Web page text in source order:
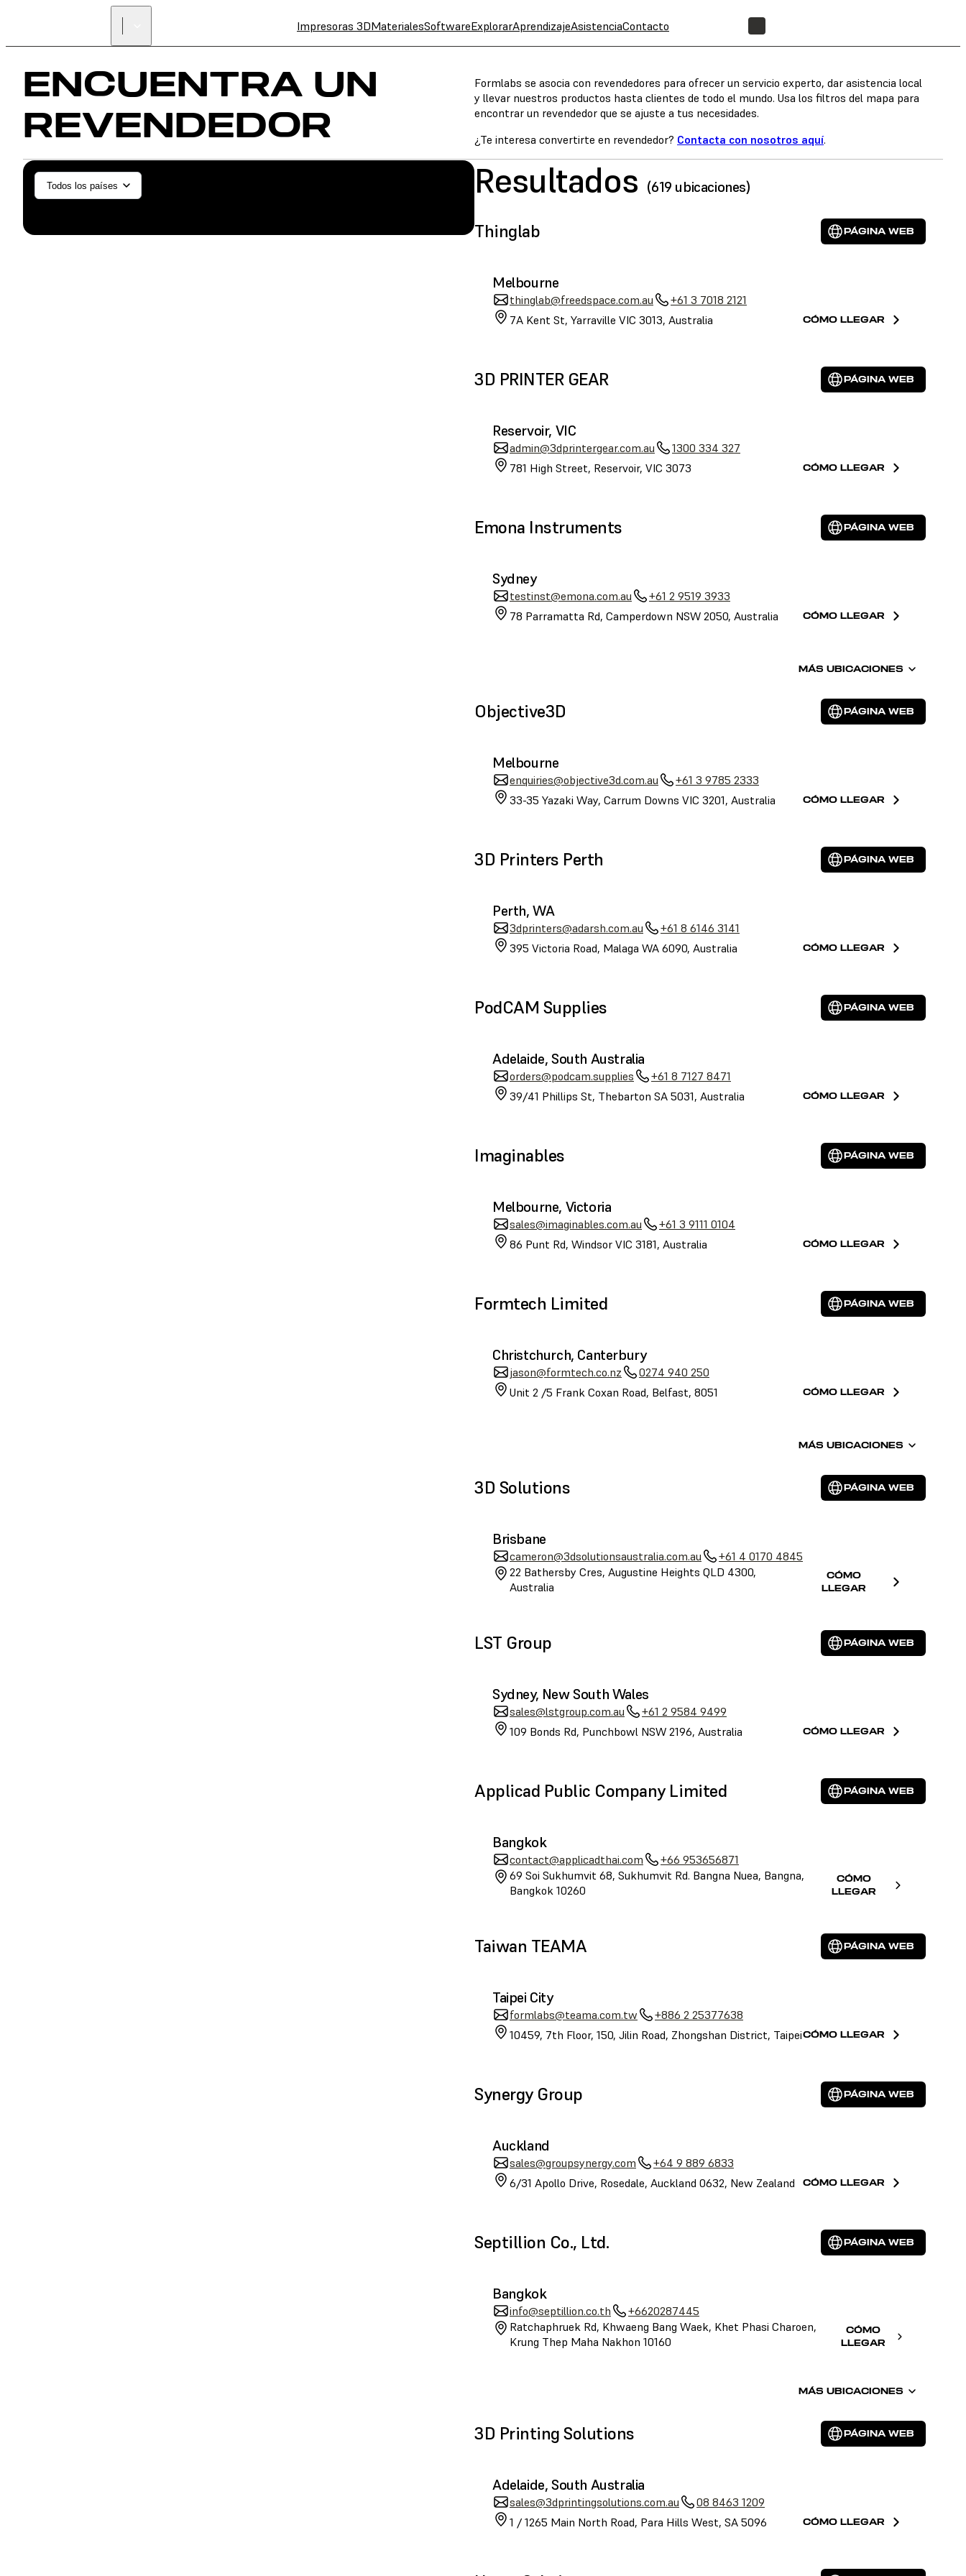
Impresoras 3DMaterialesSoftwareExplorarAprendizajeAsistenciaContacto
ENCUENTRA UN
REVENDEDOR
Formlabs se asocia con revendedores para ofrecer un servicio experto, dar asistencia local
y llevar nuestros productos hasta clientes de todo el mundo. Usa los filtros del mapa para
encontrar un revendedor que se ajuste a tus necesidades.
¿Te interesa convertirte en revendedor? Contacta con nosotros aquí.
Todos los países Resultados (619 ubicaciones)
Thinglab PÁGINA WEB
Melbourne
thinglab@freedspace.com.au
+61 3 7018 2121
7A Kent St, Yarraville VIC 3013, Australia
CÓMO LLEGAR
3D PRINTER GEAR PÁGINA WEB
Reservoir, VIC
admin@3dprintergear.com.au
1300 334 327
781 High Street, Reservoir, VIC 3073
CÓMO LLEGAR
Emona Instruments PÁGINA WEB
Sydney
testinst@emona.com.au
+61 2 9519 3933
78 Parramatta Rd, Camperdown NSW 2050, Australia
CÓMO LLEGAR
MÁS UBICACIONES
Objective3D PÁGINA WEB
Melbourne
enquiries@objective3d.com.au
+61 3 9785 2333
33-35 Yazaki Way, Carrum Downs VIC 3201, Australia
CÓMO LLEGAR
3D Printers Perth PÁGINA WEB
Perth, WA
3dprinters@adarsh.com.au
+61 8 6146 3141
395 Victoria Road, Malaga WA 6090, Australia
CÓMO LLEGAR
PodCAM Supplies PÁGINA WEB
Adelaide, South Australia
orders@podcam.supplies
+61 8 7127 8471
39/41 Phillips St, Thebarton SA 5031, Australia
CÓMO LLEGAR
Imaginables PÁGINA WEB
Melbourne, Victoria
sales@imaginables.com.au
+61 3 9111 0104
86 Punt Rd, Windsor VIC 3181, Australia
CÓMO LLEGAR
Formtech Limited PÁGINA WEB
Christchurch, Canterbury
jason@formtech.co.nz
0274 940 250
Unit 2 /5 Frank Coxan Road, Belfast, 8051
CÓMO LLEGAR
MÁS UBICACIONES
3D Solutions PÁGINA WEB
Brisbane
cameron@3dsolutionsaustralia.com.au
+61 4 0170 4845
22 Bathersby Cres, Augustine Heights QLD 4300,
Australia
CÓMO
LLEGAR
LST Group PÁGINA WEB
Sydney, New South Wales
sales@lstgroup.com.au
+61 2 9584 9499
109 Bonds Rd, Punchbowl NSW 2196, Australia
CÓMO LLEGAR
Applicad Public Company Limited PÁGINA WEB
Bangkok
contact@applicadthai.com
+66 953656871
69 Soi Sukhumvit 68, Sukhumvit Rd. Bangna Nuea, Bangna,
Bangkok 10260
CÓMO
LLEGAR
Taiwan TEAMA PÁGINA WEB
Taipei City
formlabs@teama.com.tw
+886 2 25377638
10459, 7th Floor, 150, Jilin Road, Zhongshan District, TaipeiCÓMO LLEGAR
Synergy Group PÁGINA WEB
Auckland
sales@groupsynergy.com
+64 9 889 6833
6/31 Apollo Drive, Rosedale, Auckland 0632, New Zealand
CÓMO LLEGAR
Septillion Co., Ltd. PÁGINA WEB
Bangkok
info@septillion.co.th
+6620287445
Ratchaphruek Rd, Khwaeng Bang Waek, Khet Phasi Charoen,
Krung Thep Maha Nakhon 10160
CÓMO
LLEGAR
MÁS UBICACIONES
3D Printing Solutions PÁGINA WEB
Adelaide, South Australia
sales@3dprintingsolutions.com.au
08 8463 1209
1 / 1265 Main North Road, Para Hills West, SA 5096
CÓMO LLEGAR